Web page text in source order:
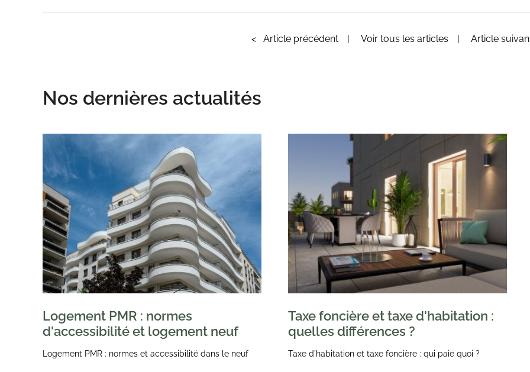
< Article précédent Voir tous les articles Article
Nos dernières actualités
Logement PMR : normes
d'accessibilité et logement neuf
Logement PMR : normes et accessibilité dans le neuf
Taxe foncière et taxe d'habitation :
quelles différences ?
Taxe d'habitation et taxe foncière : qui paie quoi ?